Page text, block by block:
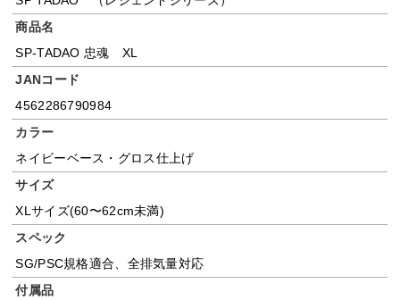
商品名
SP-TADAO 忠魂 XL
JANコード
4562286790984
カラー
ネイビーベース・グロス仕上げ
サイズ
XLサイズ(60〜62cm未満)
スペック
SG/PSC規格適合、全排気量対応
付属品